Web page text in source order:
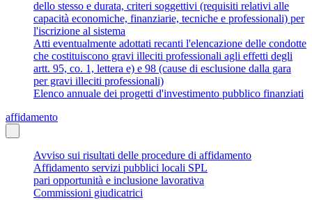
dello stesso e durata, criteri soggettivi (requisiti relativi alle
capacità economiche, finanziarie, tecniche e professionali) per
l'iscrizione al sistema
Atti eventualmente adottati recanti l'elencazione delle condotte
che costituiscono gravi illeciti professionali agli effetti degli
artt. 95, co. 1, lettera e) e 98 (cause di esclusione dalla gara
per gravi illeciti professionali)
Elenco annuale dei progetti d'investimento pubblico finanziati
affidamento
Avviso sui risultati delle procedure di affidamento
Affidamento servizi pubblici locali SPL
pari opportunità e inclusione lavorativa
Commissioni giudicatrici